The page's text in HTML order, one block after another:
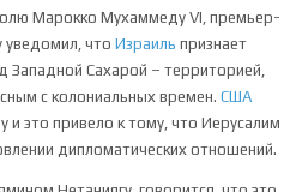
Марокко Мухаммеду VI, премьер-
уведомил, что Израиль признает
Западной Сахарой – территорией,
с колониальных времен. США
и это привело к тому, что Иерусалим
дипломатических отношений.